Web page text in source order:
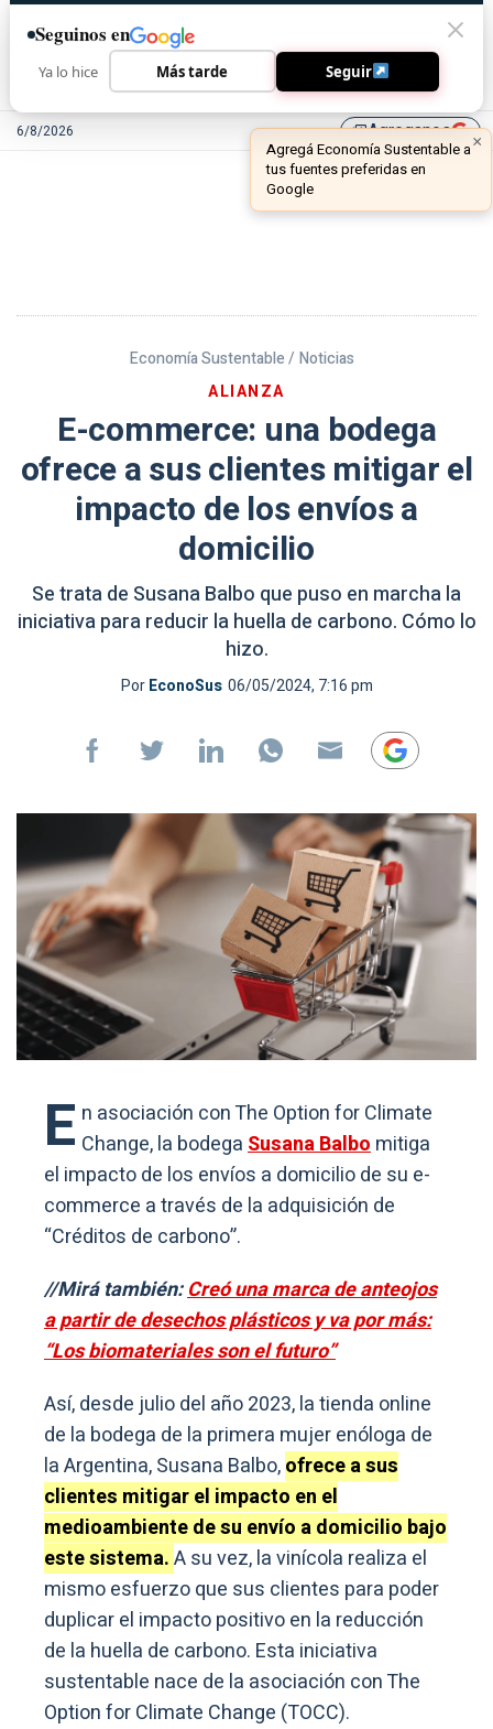
6/8/2026 library_addAgreganos
Economía Sustentable / Noticias
ALIANZA
E-commerce: una bodega
ofrece a sus clientes mitigar el
impacto de los envíos a
domicilio
Se trata de Susana Balbo que puso en marcha la
iniciativa para reducir la huella de carbono. Cómo lo
hizo.
PorEconoSus 06/05/2024, 7:16 pm
E n asociación con The Option for Climate
Change, la bodegaSusana Balbomitiga
el impacto de los envíos a domicilio de su e-
commerce a través de la adquisición de
“Créditos de carbono”.
//Mirá también:Creó una marca de anteojos
a partir de desechos plásticos y va por más:
“Los biomateriales son el futuro”
Así, desde julio del año 2023, la tienda online
de la bodega de la primera mujer enóloga de
la Argentina, Susana Balbo,ofrece a sus
clientes mitigar el impacto en el
medioambiente de su envío a domicilio bajo
este sistema.A su vez, la vinícola realiza el
mismo esfuerzo que sus clientes para poder
duplicar el impacto positivo en la reducción
de la huella de carbono. Esta iniciativa
sustentable nace de la asociación con The
Option for Climate Change (TOCC).
Seguinos en
Ya lo hice Más tarde Seguir